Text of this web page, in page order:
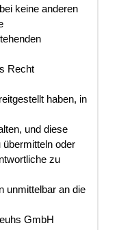
keine anderen
Recht
haben, in
und diese
übermitteln oder
zu
unmittelbar an die
GmbH